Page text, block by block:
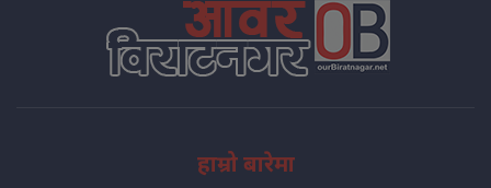
हाम्रो बारेमा